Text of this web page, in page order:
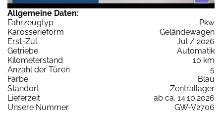
Allgemeine Daten:
Fahrzeugtyp
Pkw
Karosserieform
Geländewagen
Erst-Zul.
Jul / 2026
Getriebe
Automatik
Kilometerstand
10 km
Anzahl der Türen
5
Farbe
Blau
Standort
Zentrallager
Lieferzeit
ab ca. 14.10.2026
Unsere Nummer
GW-V2706